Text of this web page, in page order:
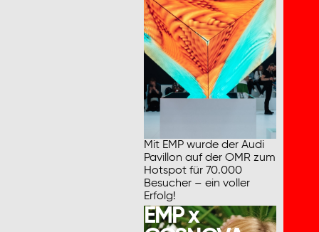
Mit EMP wurde der Audi
Pavillon auf der OMR zum
Hotspot für 70.000
Besucher – ein voller
Erfolg!
EMP x